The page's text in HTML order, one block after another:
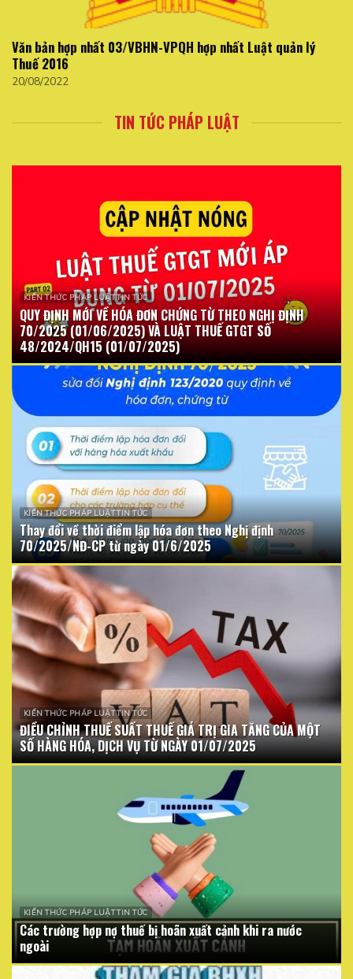
Văn bản hợp nhất 03/VBHN-VPQH hợp nhất Luật quản lý
Thuế 2016
20/08/2022
TIN TỨC PHÁP LUẬT
KIẾN THỨC PHÁP LUẬT TIN TỨC
QUY ĐỊNH MỚI VỀ HÓA ĐƠN CHỨNG TỪ THEO NGHỊ ĐỊNH
70/2025 (01/06/2025) VÀ LUẬT THUẾ GTGT SỐ
48/2024/QH15 (01/07/2025)
KIẾN THỨC PHÁP LUẬT TIN TỨC
Thay đổi về thời điểm lập hóa đơn theo Nghị định
70/2025/NĐ-CP từ ngày 01/6/2025
KIẾN THỨC PHÁP LUẬT TIN TỨC
ĐIỀU CHỈNH THUẾ SUẤT THUẾ GIÁ TRỊ GIA TĂNG CỦA MỘT
SỐ HÀNG HÓA, DỊCH VỤ TỪ NGÀY 01/07/2025
KIẾN THỨC PHÁP LUẬT TIN TỨC
Các trường hợp nợ thuế bị hoãn xuất cảnh khi ra nước
ngoài